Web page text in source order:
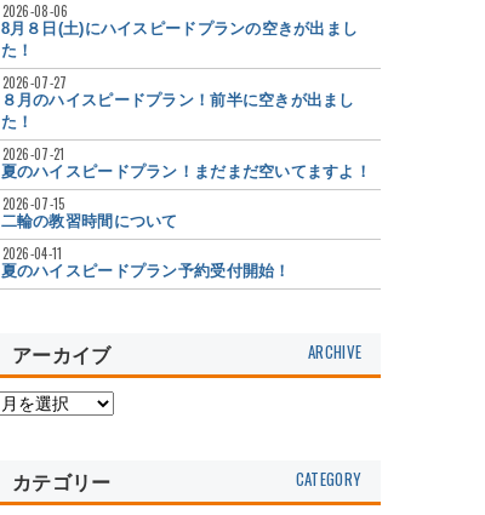
8月８日(土)にハイスピードプランの空きが出まし
た！
2026-08-06
８月のハイスピードプラン！前半に空きが出まし
た！
2026-07-27
夏のハイスピードプラン！まだまだ空いてますよ！
2026-07-21
二輪の教習時間について
2026-07-15
夏のハイスピードプラン予約受付開始！
2026-04-11
アーカイブ
カテゴリー